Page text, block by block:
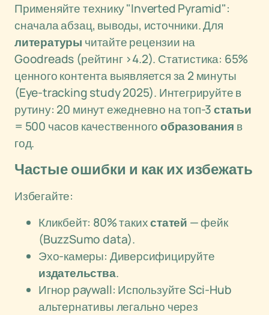
Применяйте технику "Inverted Pyramid":
сначала абзац, выводы, источники. Для
литературы читайте рецензии на
Goodreads (рейтинг >4.2). Статистика: 65%
ценного контента выявляется за 2 минуты
(Eye-tracking study 2025). Интегрируйте в
рутину: 20 минут ежедневно на топ-3статьи
= 500 часов качественногообразования в
год.
Частые ошибки и как их избежать
Избегайте:
Кликбейт: 80% такихстатей — фейк
(BuzzSumo data).
Эхо-камеры: Диверсифицируйте
издательства.
Игнор paywall: Используйте Sci-Hub
альтернативы легально через